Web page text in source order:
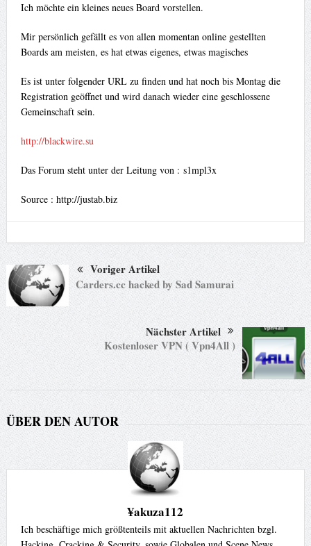
Ich möchte ein kleines neues Board vorstellen.
Mir persönlich gefällt es von allen momentan online gestellten
Boards am meisten, es hat etwas eigenes, etwas magisches
Es ist unter folgender URL zu finden und hat noch bis Montag die
Registration geöffnet und wird danach wieder eine geschlossene
Gemeinschaft sein.
http://blackwire.su
Das Forum steht unter der Leitung von : s1mpl3x
Source : http://justab.biz
Voriger Artikel
Carders.cc hacked by Sad Samurai
Nächster Artikel
Kostenloser VPN ( Vpn4All )
ÜBER DEN AUTOR
¥akuza112
Ich beschäftige mich größtenteils mit aktuellen Nachrichten bzgl.